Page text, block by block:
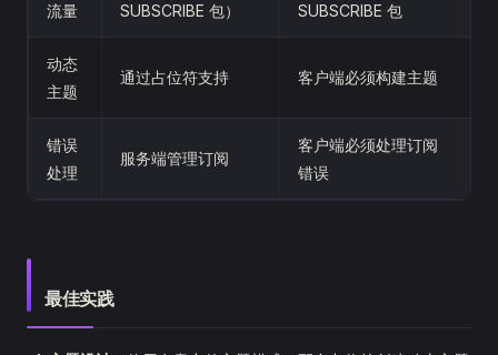
流量
SUBSCRIBE 包）
SUBSCRIBE 包
动态
主题
通过占位符支持 客户端必须构建主题
错误
处理
服务端管理订阅
客户端必须处理订阅
错误
最佳实践